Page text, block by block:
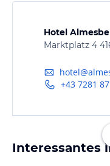
Hotel
Marktplatz 4
+43 7281
Interessantes